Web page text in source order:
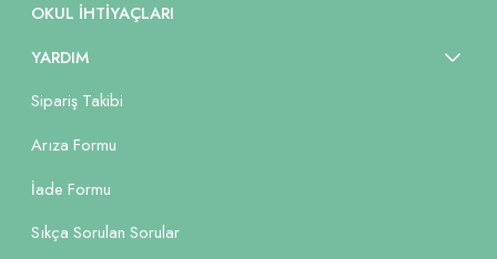
OKUL İHTIYAÇLARI
YARDIM
Sipariş Takibi
Arıza Formu
İade Formu
Sıkça Sorulan Sorular